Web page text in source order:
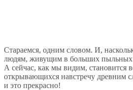
Стараемся, одним словом. И,
людям, живущим в больших пыльных
А сейчас, как мы видим, становится
открывающихся навстречу древним
и это прекрасно!